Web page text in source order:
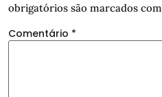
obrigatórios são marcados com
Comentário *